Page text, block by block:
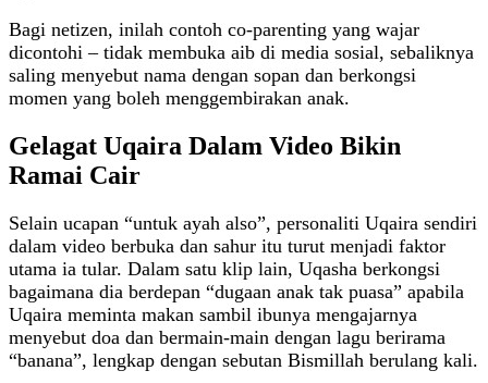
Bagi netizen, inilah contoh co‑parenting yang wajar
dicontohi – tidak membuka aib di media sosial, sebaliknya
saling menyebut nama dengan sopan dan berkongsi
momen yang boleh menggembirakan anak.
Gelagat Uqaira Dalam Video Bikin
Ramai Cair
Selain ucapan “untuk ayah also”, personaliti Uqaira sendiri
dalam video berbuka dan sahur itu turut menjadi faktor
utama ia tular. Dalam satu klip lain, Uqasha berkongsi
bagaimana dia berdepan “dugaan anak tak puasa” apabila
Uqaira meminta makan sambil ibunya mengajarnya
menyebut doa dan bermain‑main dengan lagu berirama
“banana”, lengkap dengan sebutan Bismillah berulang kali.